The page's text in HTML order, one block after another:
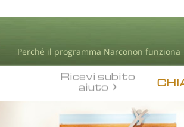
Perché il programma Narconon funziona
Ricevi subito
aiuto